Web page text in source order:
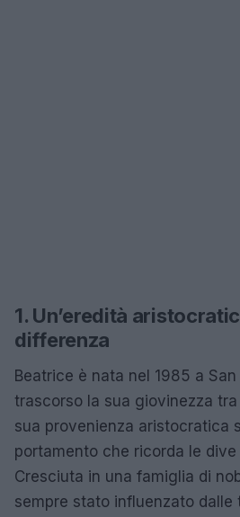
1. Un’eredità
differenza
Beatrice è nata nel 1985 a
trascorso la sua giovinezza tra
sua provenienza aristocratica
portamento che ricorda le dive
Cresciuta in una famiglia di
sempre stato influenzato dalle